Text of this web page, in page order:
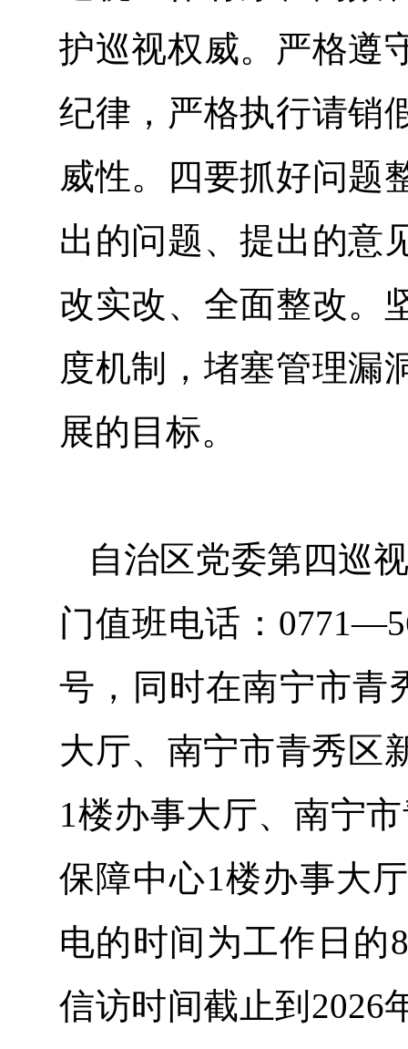
护巡视权威。严格遵
纪律，严格执行请销
威性。四要抓好问题
出的问题、提出的意
改实改、全面整改。
度机制，堵塞管理漏
展的目标。
自治区党委第四巡
门值班电话：
号，同时在南宁市青
大厅、南宁市青秀区
1楼办事大厅、南宁
保障中心1楼办事大
电的时间为工作日的
信访时间截止到2026